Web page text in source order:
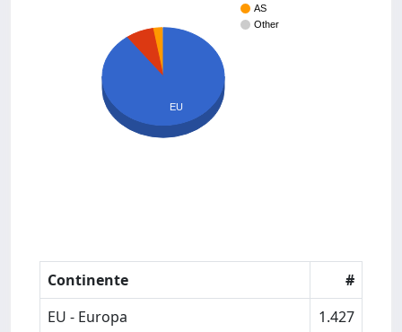
AS
Other
EU
Continente
#
EU - Europa
1.427